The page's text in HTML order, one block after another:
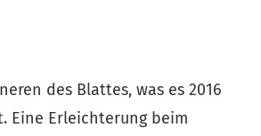
des Blattes, was es 2016
Eine Erleichterung beim